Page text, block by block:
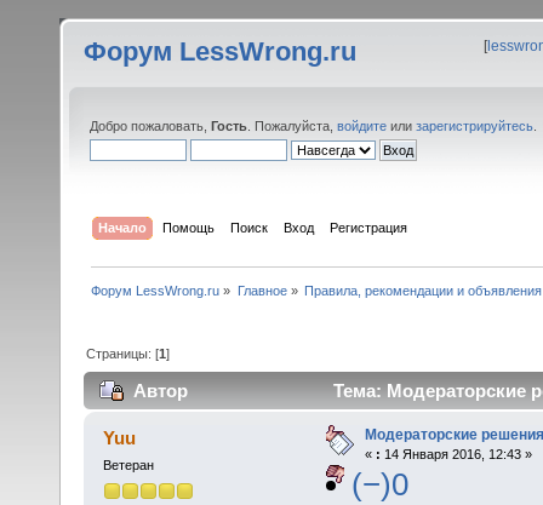
Форум LessWrong.ru [
Добро пожаловать, Гость . Пожалуйста, войдите или зарегистрируйтесь
Начало Помощь Поиск Вход Регистрация
Форум LessWrong.ru » Главное» Правила, рекомендации и объявления
Страницы: [1]
Автор Тема: Модераторские
Yuu
Ветеран
Модераторские решения
« : 14 Января 2016, 12:43 »
(−)0